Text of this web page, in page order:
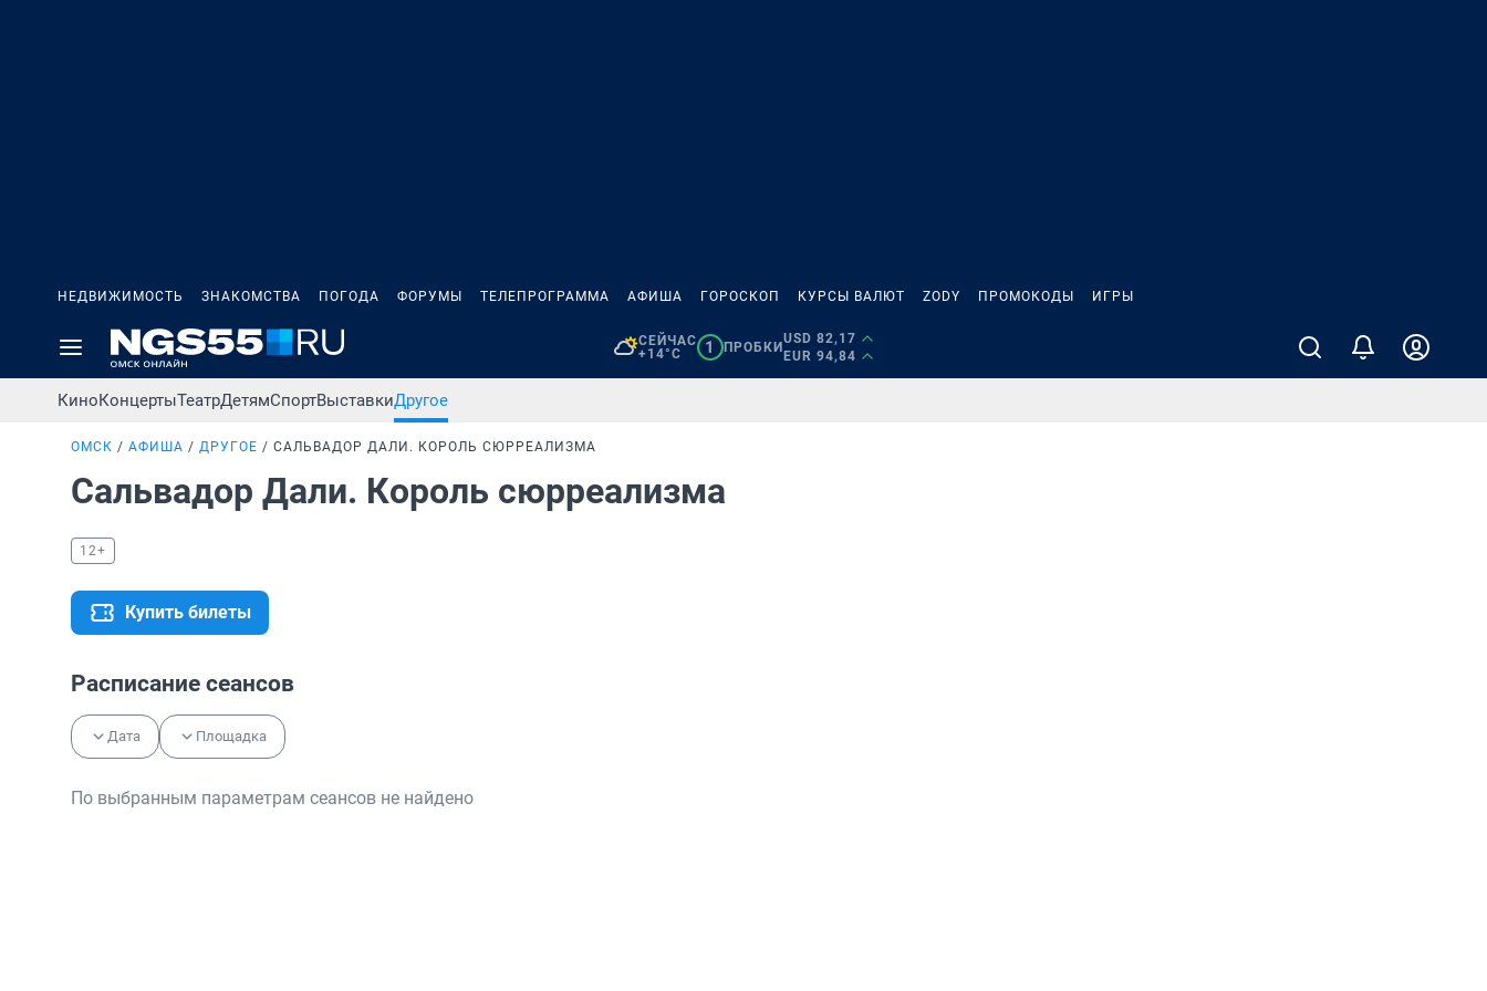
НЕДВИЖИМОСТЬ ЗНАКОМСТВА ПОГОДА ФОРУМЫ ТЕЛЕПРОГРАММА АФИША ГОРОСКОП КУРСЫ ВАЛЮТ ZODY ПРОМОКОДЫ ИГРЫ
СЕЙЧАС
+14°C
1 ПРОБКИ
USD 82,17
EUR 94,84
КиноКонцертыТеатрДетямСпортВыставкиДругое
ОМСК АФИША ДРУГОЕ САЛЬВАДОР ДАЛИ. КОРОЛЬ СЮРРЕАЛИЗМА
Сальвадор Дали. Король сюрреализма
12+
Купить билеты
Расписание сеансов
Дата Площадка
По выбранным параметрам сеансов не найдено